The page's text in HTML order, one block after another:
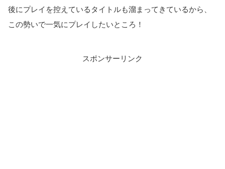
後にプレイを控えているタイトルも溜まってきているから、
この勢いで一気にプレイしたいところ！
スポンサーリンク